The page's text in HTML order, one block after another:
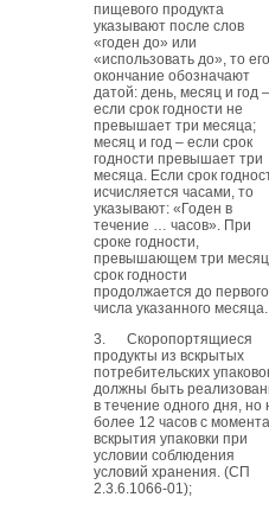
пищевого продукта
указывают после слов
«годен до» или
«использовать до», то его
окончание обозначают
датой: день, месяц и год –
если срок годности не
превышает три месяца;
месяц и год – если срок
годности превышает три
месяца. Если срок
исчисляется часами, то
указывают: «Годен в
течение … часов». При
сроке годности,
превышающем три
срок годности
продолжается до первого
числа указанного месяца.
3. Скоропортящиеся
продукты из вскрытых
потребительских
должны быть
в течение одного дня, но
более 12 часов с момента
вскрытия упаковки при
условии соблюдения
условий хранения. (СП
2.3.6.1066-01);